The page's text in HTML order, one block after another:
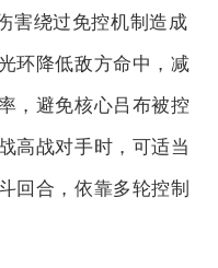
害绕过免控机制造成
环降低敌方命中，减
，避免核心吕布被控
高战对手时，可适当
回合，依靠多轮控制